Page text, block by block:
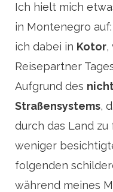
Ich hielt mich
in Montenegro
ich dabei in Kotor,
Reisepartner
Aufgrund des
Straßensystems,
durch das Land
weniger
folgenden
während meines